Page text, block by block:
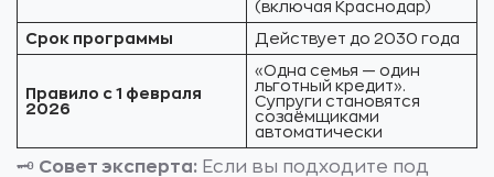
(включая Краснодар)
Срок программы Действует до 2030 года
Правило с 1 февраля
2026
«Одна семья — один
льготный кредит».
Супруги становятся
созаёмщиками
автоматически
🗝️ Совет эксперта: Если вы подходите под